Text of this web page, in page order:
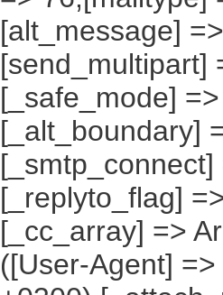
[alt_message]
[send_multipart]
[_safe_mode]
[_alt_boundary]
[_replyto_flag]
[_cc_array] =>
([User-Agent]